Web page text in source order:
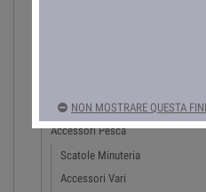
Piombi
Accessori Pesca
Scatole Minuteria
Accessori Vari
NON MOSTRARE QUESTA